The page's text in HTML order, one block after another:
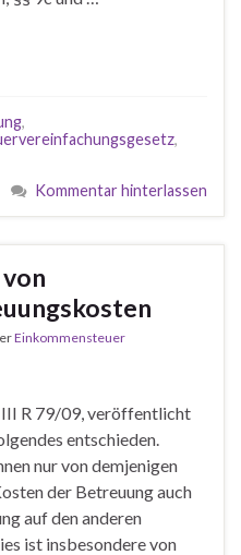
,
,
Kommentar hinterlassen
Einkommensteuer
R 79/09, veröffentlicht
entschieden.
nur von demjenigen
der Betreuung auch
auf den anderen
ist insbesondere von